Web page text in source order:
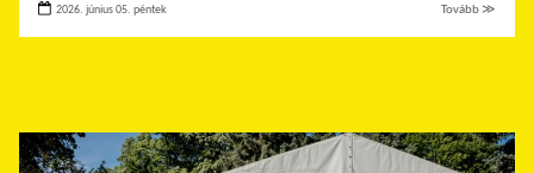
2026. június 05. péntek Tovább ≫